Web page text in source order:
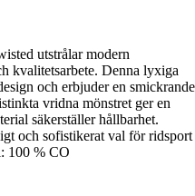
utstrålar modern
kvalitetsarbete. Denna lyxiga
och erbjuder en smickrande
vridna mönstret ger en
säkerställer hållbarhet.
och sofistikerat val för ridsport
100 % CO